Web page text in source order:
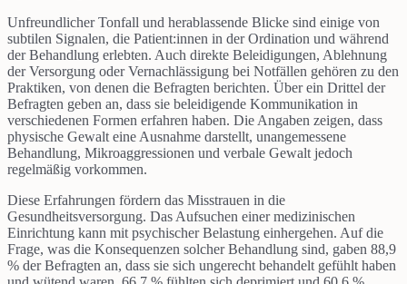
Unfreundlicher Tonfall und herablassende Blicke sind einige von
subtilen Signalen, die Patient:innen in der Ordination und während
der Behandlung erlebten. Auch direkte Beleidigungen, Ablehnung
der Versorgung oder Vernachlässigung bei Notfällen gehören zu den
Praktiken, von denen die Befragten berichten. Über ein Drittel der
Befragten geben an, dass sie beleidigende Kommunikation in
verschiedenen Formen erfahren haben. Die Angaben zeigen, dass
physische Gewalt eine Ausnahme darstellt, unangemessene
Behandlung, Mikroaggressionen und verbale Gewalt jedoch
regelmäßig vorkommen.
Diese Erfahrungen fördern das Misstrauen in die
Gesundheitsversorgung. Das Aufsuchen einer medizinischen
Einrichtung kann mit psychischer Belastung einhergehen. Auf die
Frage, was die Konsequenzen solcher Behandlung sind, gaben 88,9
% der Befragten an, dass sie sich ungerecht behandelt gefühlt haben